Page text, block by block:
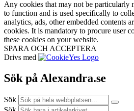
Any cookies that may not be particularly
to function and is used specifically to
analytics, ads, other embedded contents
cookies. It is mandatory to procure user
these cookies on your website.
SPARA OCH ACCEPTERA
Drivs med
Sök på Alexandra.se
Sök